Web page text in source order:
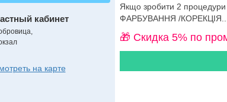
кабинет
на карте
Якщо зробити 2
ФАРБУВАННЯ /КОРЕКЦІЯ...
🎁 Cкидка 5% по